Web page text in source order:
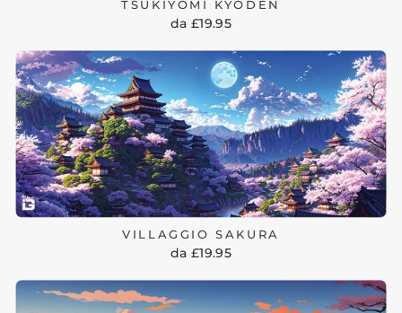
TSUKIYOMI KYODEN
da £19.95
VILLAGGIO SAKURA
da £19.95